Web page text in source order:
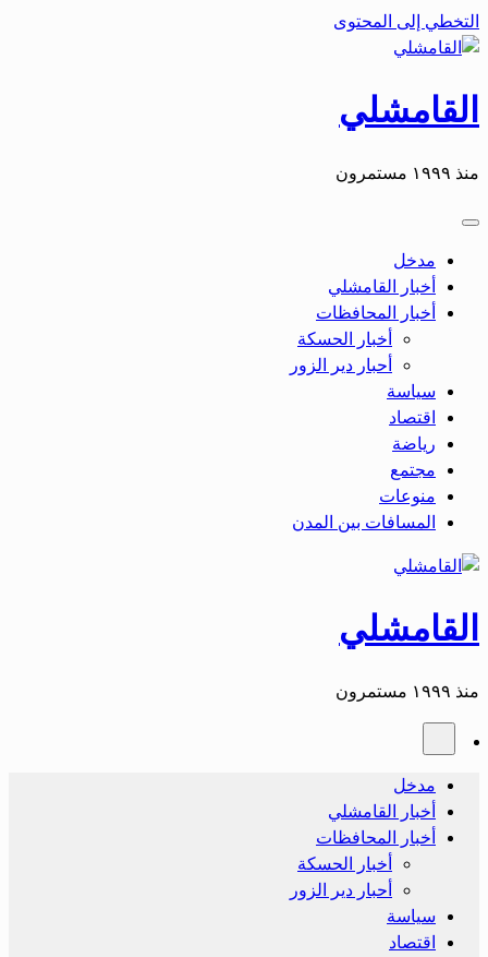
التخطي إلى المحتوى
القامشلي
منذ ١٩٩٩ مستمرون
مدخل
أخبار القامشلي
أخبار المحافظات
أخبار الحسكة
أحبار دير الزور
سياسة
اقتصاد
رياضة
مجتمع
منوعات
المسافات بين المدن
القامشلي
منذ ١٩٩٩ مستمرون
مدخل
أخبار القامشلي
أخبار المحافظات
أخبار الحسكة
أحبار دير الزور
سياسة
اقتصاد